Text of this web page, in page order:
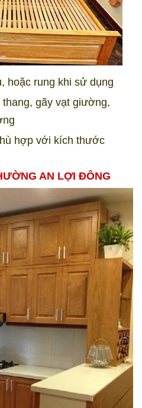
hoặc rung khi sử dụng
gãy vạt giường,
hợp với kích thước
AN LỢI ĐÔNG